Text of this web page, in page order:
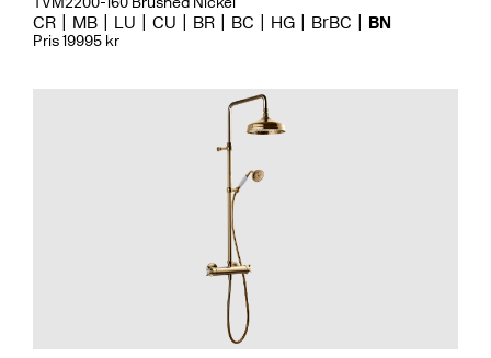
CR MB LU CU BR BC HG BrBC BN
Pris 19995 kr